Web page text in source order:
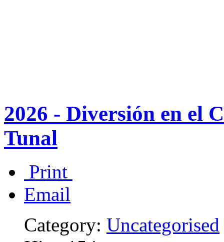
2026 - Diversión en el
Tunal
Print
Email
Category: Uncategorised